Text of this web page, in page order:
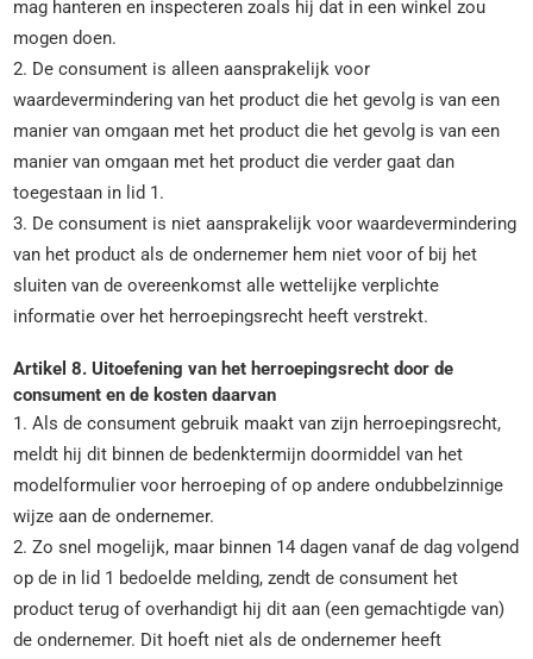
mag hanteren en inspecteren zoals hij dat in een winkel zou
mogen doen.
2. De consument is alleen aansprakelijk voor
waardevermindering van het product die het gevolg is van een
manier van omgaan met het product die het gevolg is van een
manier van omgaan met het product die verder gaat dan
toegestaan in lid 1.
3. De consument is niet aansprakelijk voor waardevermindering
van het product als de ondernemer hem niet voor of bij het
sluiten van de overeenkomst alle wettelijke verplichte
informatie over het herroepingsrecht heeft verstrekt.
Artikel 8. Uitoefening van het herroepingsrecht door de
consument en de kosten daarvan
1. Als de consument gebruik maakt van zijn herroepingsrecht,
meldt hij dit binnen de bedenktermijn doormiddel van het
modelformulier voor herroeping of op andere ondubbelzinnige
wijze aan de ondernemer.
2. Zo snel mogelijk, maar binnen 14 dagen vanaf de dag volgend
op de in lid 1 bedoelde melding, zendt de consument het
product terug of overhandigt hij dit aan (een gemachtigde van)
de ondernemer. Dit hoeft niet als de ondernemer heeft